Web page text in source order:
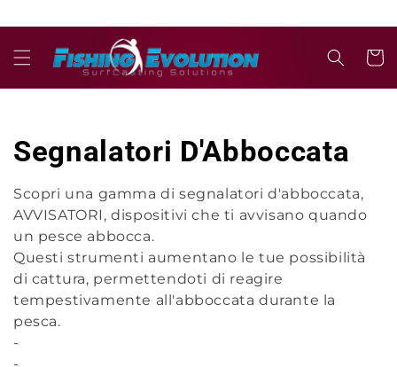
C
o
l
l
e
z
Segnalatori D'Abboccata
Scopri una gamma di segnalatori d'abboccata,
AVVISATORI, dispositivi che ti avvisano quando
un pesce abbocca.
Questi strumenti aumentano le tue possibilità
di cattura, permettendoti di reagire
tempestivamente all'abboccata durante la
pesca.
-